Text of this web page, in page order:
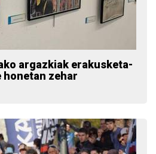
argazkiak erakusketa-
honetan zehar